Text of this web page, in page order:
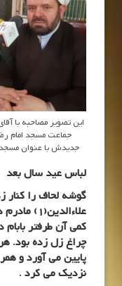
این تصویر مصاحبه با
جماعت مسجد امام
جدیدش با عنوان مسجد
لباس عید سال بعد
گوشه لحاف را کنار
کمیآن طرفتر
چراغ زل زده بود.
پایین می آورد و
نزدیک می کرد .